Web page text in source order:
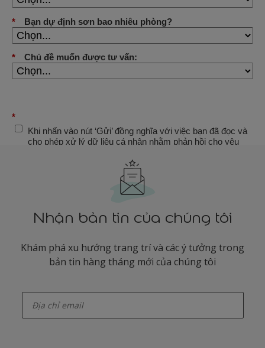
Nhận bản tin của chúng tôi
Khám phá xu hướng trang trí và các ý tưởng trong
bản tin hàng tháng mới của chúng tôi